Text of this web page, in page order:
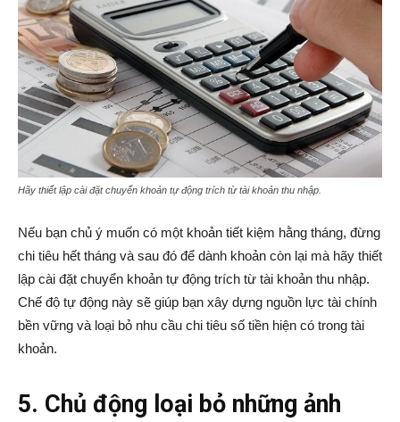
Hãy thiết lập cài đặt chuyển khoản tự động trích từ tài khoản thu nhập.
Nếu bạn chủ ý muốn có một khoản tiết kiệm hằng tháng, đừng
chi tiêu hết tháng và sau đó để dành khoản còn lại mà hãy thiết
lập cài đặt chuyển khoản tự động trích từ tài khoản thu nhập.
Chế độ tự động này sẽ giúp bạn xây dựng nguồn lực tài chính
bền vững và loại bỏ nhu cầu chi tiêu số tiền hiện có trong tài
khoản.
5. Chủ động loại bỏ những ảnh